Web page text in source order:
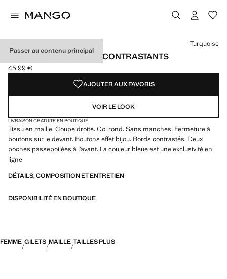
Passer au contenu principal
GILET MAILLE LISERÉS CONTRASTANTS
Prix actuel [45,99 € ]
45,99 €
Choisissez une couleur
Turquoise
AJOUTER AUX FAVORIS
VOIR LE LOOK
LIVRAISON GRATUITE EN BOUTIQUE
Tissu en maille. Coupe droite. Col rond. Sans manches. Fermeture à
boutons sur le devant. Boutons effet bijou. Bords contrastés. Deux
poches passepoilées à l’avant. La couleur bleue est une exclusivité en
ligne
DÉTAILS, COMPOSITION ET ENTRETIEN
DISPONIBILITÉ EN BOUTIQUE
FEMME GILETS MAILLE TAILLES PLUS